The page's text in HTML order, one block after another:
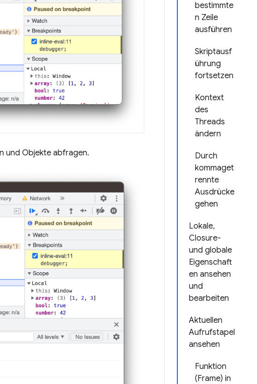
bestimmte
n Zeile
ausführen
Skriptausf
ührung
fortsetzen
Kontext
des
Threads
ändern
Durch
kommaget
rennte
Ausdrücke
gehen
Lokale,
Closure-
und globale
Eigenschaft
en ansehen
und
bearbeiten
Aktuellen
Aufrufstapel
ansehen
Funktion
(Frame) in
und Objekte abfragen.